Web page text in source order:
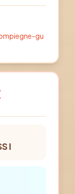
gu
I